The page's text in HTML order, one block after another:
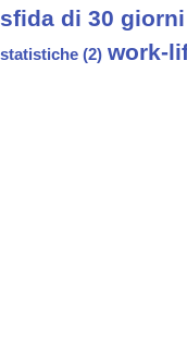
sfida di 30 giorni
statistiche (2) work-